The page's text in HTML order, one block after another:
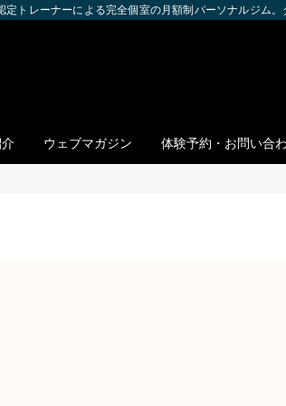
トレーナーによる完全個室の月額制パーソナルジム
介 ウェブマガジン 体験予約・お問い合